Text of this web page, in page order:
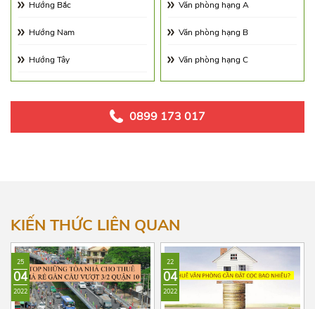
Lê Thạch
Lê Văn Linh
Nguyễn Hữu Hào
Tân Vĩnh
Tôn Đản
Tôn Thất Thuyết
Vĩnh Hội
Phường 5
Phường 6
Phường 8
Phường 9
Phường 14
Hướng Bắc
Hướng Nam
Hướng Tây
Văn phòng hạng A
Văn phòng hạng B
Văn phòng hạng C
0899 173 017
KIẾN THỨC LIÊN QUAN
25
04
2022
22
04
2022